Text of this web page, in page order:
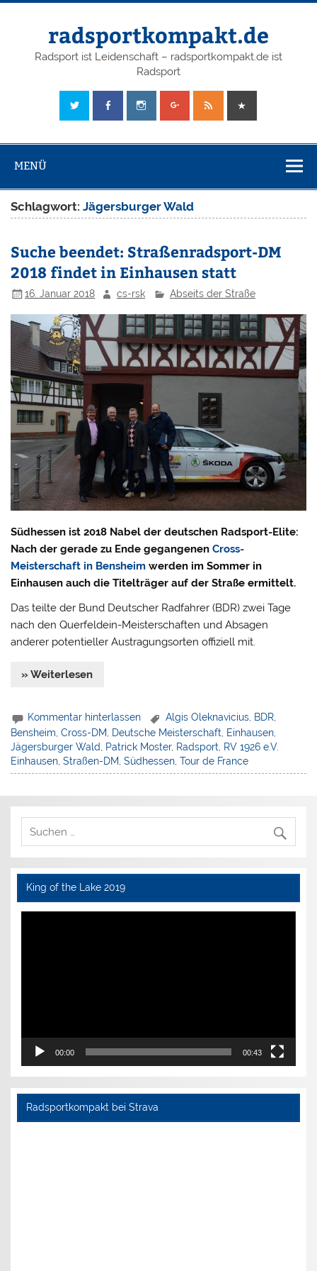
radsportkompakt.de
Radsport ist Leidenschaft – radsportkompakt.de ist
Radsport
MENÜ
Schlagwort:Jägersburger Wald
Suche beendet: Straßenradsport-DM
2018 findet in Einhausen statt
16. Januar 2018 cs-rsk Abseits der Straße
Südhessen ist 2018 Nabel der deutschen Radsport-Elite:
Nach der gerade zu Ende gegangenenCross-
Meisterschaft in Bensheim werden im Sommer in
Einhausen auch die Titelträger auf der Straße ermittelt.
Das teilte der Bund Deutscher Radfahrer (BDR) zwei Tage
nach den Querfeldein-Meisterschaften und Absagen
anderer potentieller Austragungsorten offiziell mit.
» Weiterlesen
Kommentar hinterlassen Algis Oleknavicius, BDR,
Bensheim ,Cross-DM Deutsche Meisterschaft Einhausen
Jägersburger Wald
Patrick Moster, Radsport
RV 1926 e.V.
Einhausen ,Straßen-DM ,Südhessen ,Tour de France
King of the Lake 2019
00:00 00:43
Radsportkompakt bei Strava